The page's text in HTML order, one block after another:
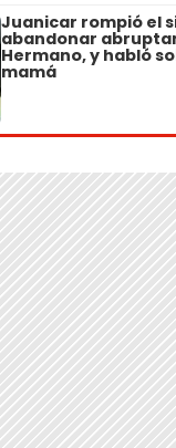
Juanicar rompió el
abandonar
Hermano, y habló
mamá